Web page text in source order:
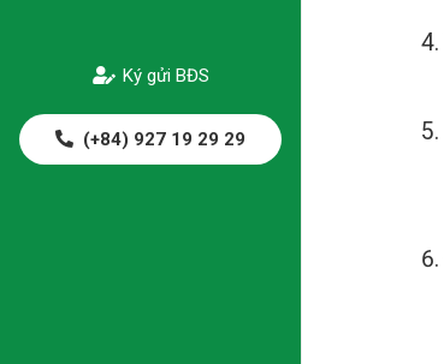
Ký gửi BĐS
(+84) 927 19 29 29